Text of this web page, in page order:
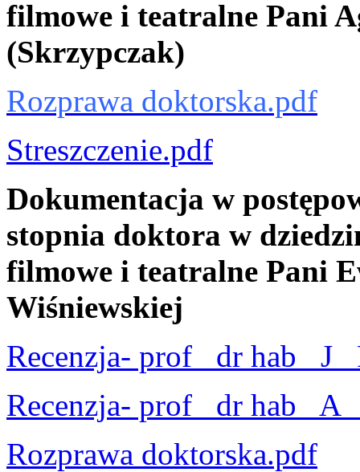
filmowe i teatralne Pani
(Skrzypczak)
Rozprawa doktorska.pdf
Streszczenie.pdf
Dokumentacja w
stopnia doktora w
filmowe i teatralne Pani
Wiśniewskiej
Recenzja- prof_ dr hab_
Recenzja- prof_ dr hab_
Rozprawa doktorska.pdf